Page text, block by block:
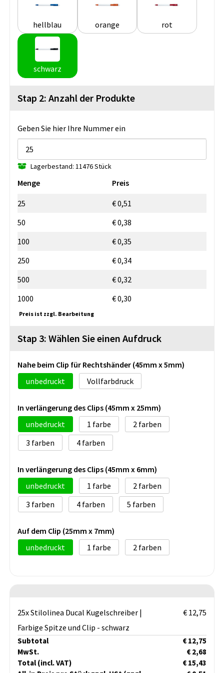
hellblau orange rot
schwarz
Stap 2: Anzahl der Produkte
Geben Sie hier Ihre Nummer ein
Lagerbestand: 11476 Stück
Menge Preis
25
€ 0,51
50
€ 0,38
100
€ 0,35
250
€ 0,34
500
€ 0,32
1000
€ 0,30
Preis ist zzgl. Bearbeitung
Stap 3: Wählen Sie einen Aufdruck
Nahe beim Clip für Rechtshänder (45mm x 5mm)
unbedruckt
Vollfarbdruck
In verlängerung des Clips (45mm x 25mm)
unbedruckt
1
2
3
4
In verlängerung des Clips (45mm x 6mm)
unbedruckt
1
2
3
4 5
Auf dem Clip (25mm x 7mm)
unbedruckt
1 2
25x Stilolinea Ducal Kugelschreiber |
Farbige Spitze und Clip - schwarz
€ 12,75
Subtotal
€ 12,75
MwSt.
€ 2,68
Total (incl. VAT)
€ 15,43